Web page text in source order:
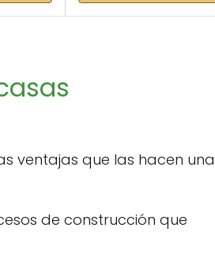
ventajas que las hacen una
de construcción que